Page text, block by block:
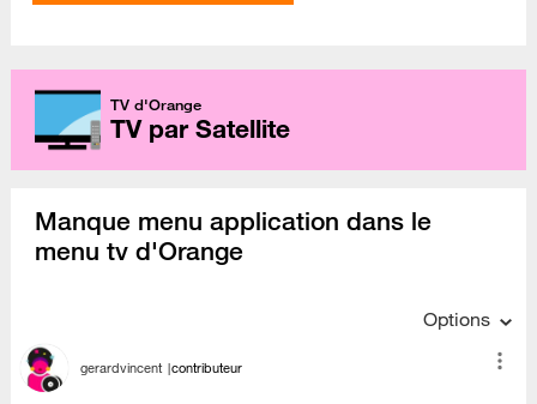
TV d'Orange
TV par Satellite
Manque menu application dans le
menu tv d'Orange
Options
gerardvincent contributeur